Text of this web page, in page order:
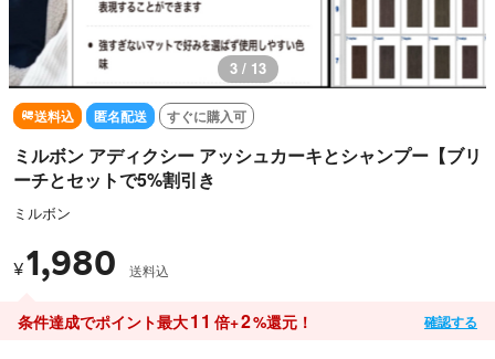
3 / 13
送料込 匿名配送 すぐに購入可
ミルボン アディクシー アッシュカーキとシャンプー【ブリ
ーチとセットで5%割引き
ミルボン
¥1,980 送料込
条件達成でポイント最大11 倍+2%還元！ 確認する